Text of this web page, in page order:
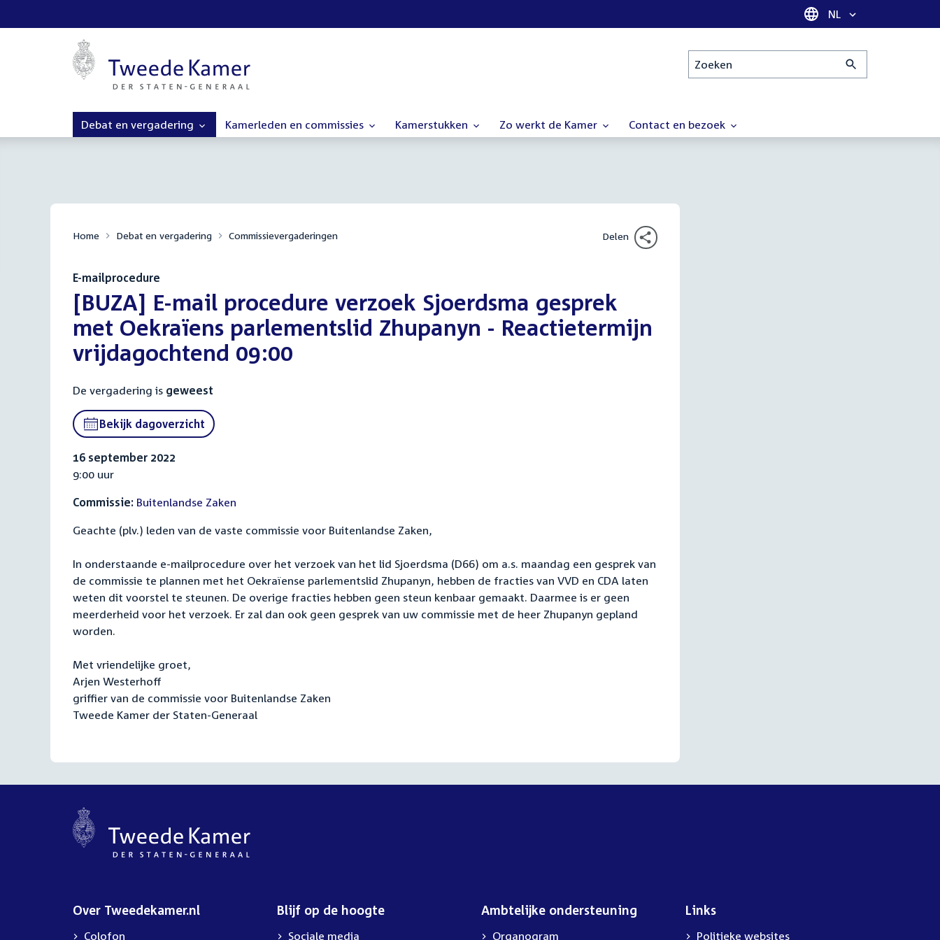
Taal selectie
NL
Zoeken
Debat en vergadering Kamerleden en commissies Kamerstukken Zo werkt de Kamer Contact en bezoek
Home Debat en vergadering Commissievergaderingen Delen
E-mailprocedure
:[BUZA] E-mail procedure verzoek Sjoerdsma gesprek
met Oekraïens parlementslid Zhupanyn - Reactietermijn
vrijdagochtend 09:00
De vergadering is geweest
Bekijk dagoverzicht
16 september 2022
9:00 uur
Commissie: Buitenlandse Zaken
Geachte (plv.) leden van de vaste commissie voor Buitenlandse Zaken,
In onderstaande e-mailprocedure over het verzoek van het lid Sjoerdsma (D66) om a.s. maandag een gesprek van
de commissie te plannen met het Oekraïense parlementslid Zhupanyn, hebben de fracties van VVD en CDA laten
weten dit voorstel te steunen. De overige fracties hebben geen steun kenbaar gemaakt. Daarmee is er geen
meerderheid voor het verzoek. Er zal dan ook geen gesprek van uw commissie met de heer Zhupanyn gepland
worden.
Met vriendelijke groet,
Arjen Westerhoff
griffier van de commissie voor Buitenlandse Zaken
Tweede Kamer der Staten-Generaal
Over Tweedekamer.nl
Colofon
Blijf op de hoogte
Sociale media
Ambtelijke ondersteuning
Organogram
Links
Politieke websites